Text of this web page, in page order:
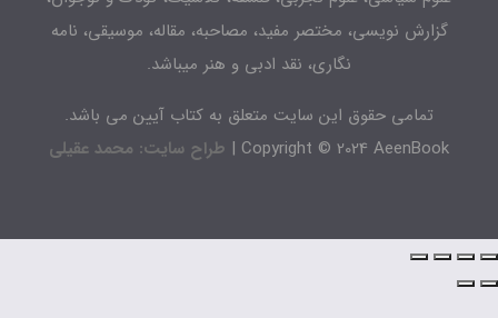
نویسی، مختصر مفید، مصاحبه، مقاله، موسیقی، نامه
نگاری، نقد ادبی و هنر میباشد.
تمامی حقوق این سایت متعلق به کتاب آیین می باشد.
Copyright © 2024 AeenBook طراح سایت: محمد عقیلی